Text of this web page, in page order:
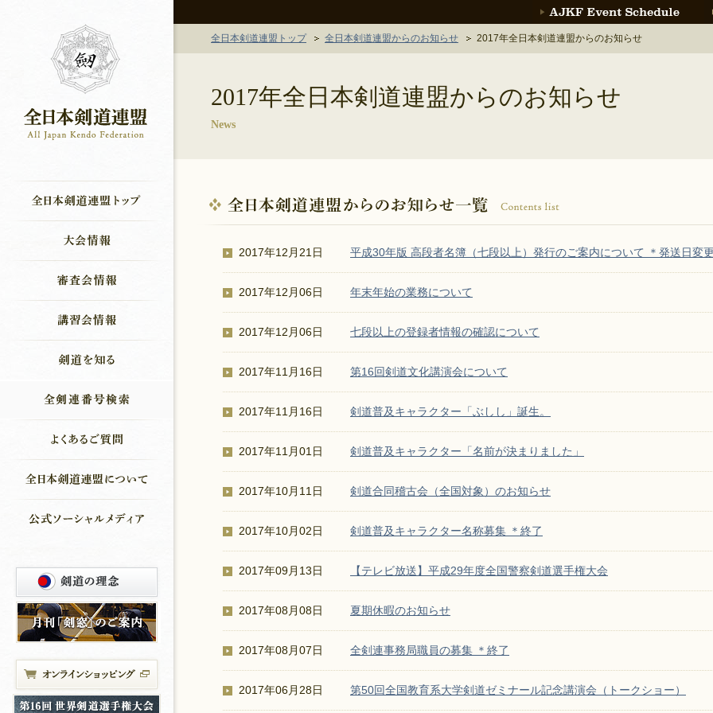
全日本剣道連盟トップ 全日本剣道連盟からのお知らせ 2017年全日本剣道連盟からのお知らせ
2017年全日本剣道連盟からのお知らせ
News
2017年12月21日 平成30年版 高段者名簿（七段以上）発行のご案内について ＊発送日変
2017年12月06日 年末年始の業務について
2017年12月06日 七段以上の登録者情報の確認について
2017年11月16日 第16回剣道文化講演会について
2017年11月16日 剣道普及キャラクター「ぶしし」誕生。
2017年11月01日 剣道普及キャラクター「名前が決まりました」
2017年10月11日 剣道合同稽古会（全国対象）のお知らせ
2017年10月02日 剣道普及キャラクター名称募集 ＊終了
2017年09月13日 【テレビ放送】平成29年度全国警察剣道選手権大会
2017年08月08日 夏期休暇のお知らせ
2017年08月07日 全剣連事務局職員の募集 ＊終了
2017年06月28日 第50回全国教育系大学剣道ゼミナール記念講演会（トークショー）